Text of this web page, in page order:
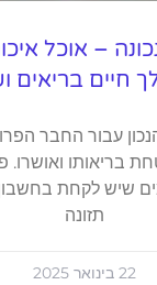
– אוכל
חיים בריאים
עבור החבר
בריאותו ואושרו.
שיש לקחת
תזונה
22 בינואר 2025